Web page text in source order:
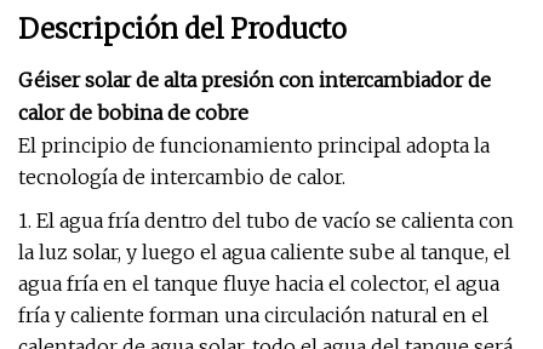
Descripción del Producto
Géiser solar de alta presión con intercambiador de
calor de bobina de cobre
El principio de funcionamiento principal adopta la
tecnología de intercambio de calor.
1. El agua fría dentro del tubo de vacío se calienta con
la luz solar, y luego el agua caliente sube al tanque, el
agua fría en el tanque fluye hacia el colector, el agua
fría y caliente forman una circulación natural en el